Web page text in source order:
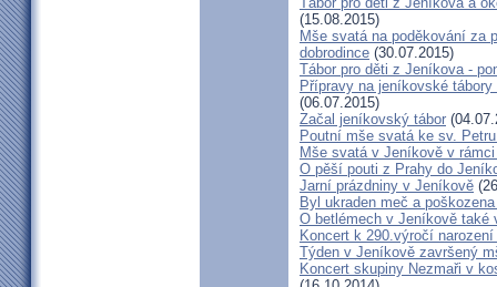
(15.08.2015)
Mše svatá na poděkování za
dobrodince (30.07.2015)
Tábor pro děti z Jeníkova -
Přípravy na jeníkovské
(06.07.2015)
Začal jeníkovský tábor
Poutní mše svatá ke sv.
Mše svatá v Jeníkově v
O pěší pouti z Prahy do
Jarní prázdniny v Jeníkově
Byl ukraden meč a
O betlémech v Jeníkově také
Koncert k 290.výročí
Týden v Jeníkově završený
Koncert skupiny Nezmaři v